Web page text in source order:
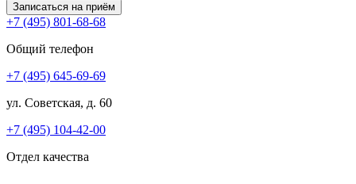
Записаться на приём
+7 (495) 801-68-68
Общий телефон
+7 (495) 645-69-69
ул. Советская, д. 60
+7 (495) 104-42-00
Отдел качества